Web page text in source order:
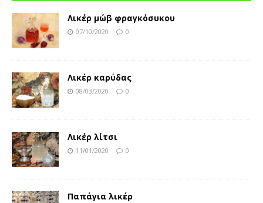
Λικέρ μώβ φραγκόσυκου
07/10/2020 0
Λικέρ καρύδας
08/03/2020 0
Λικέρ λίτσι
11/01/2020 0
Παπάγια λικέρ